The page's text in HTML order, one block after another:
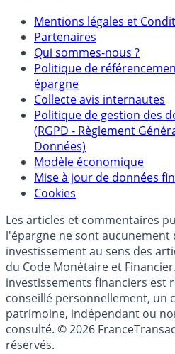
Mentions légales et
Partenaires
Qui sommes-nous ?
Politique de
épargne
Collecte avis internautes
Politique de gestion des
(RGPD - Règlement
Données)
Modèle économique
Mise à jour de données
Cookies
Les articles et commentaires
l'épargne ne sont aucunement
investissement au sens des
du Code Monétaire et
investissements financiers est
conseillé personnellement, un
patrimoine, indépendant ou
consulté. © 2026
réservés.